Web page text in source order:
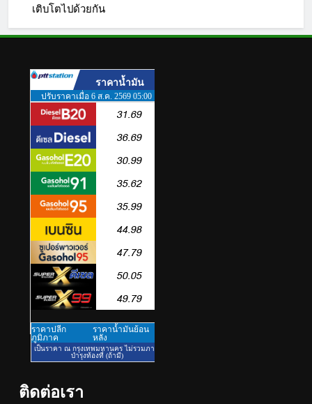
เติบโตไปด้วยกัน
ติดต่อเรา
สืบสานพระราชปณิธาน สร้าง
เหิงลี่ แมนูแฟคเจอริ่ง เทคโนโลยี
(ไทยแลนด์) เปิดโรงงานแห่งใหม่
ในชลบุรี เดินหน้าขยายฐานการ
ผลิตสู่เอเชียตะวันออกเฉียงใต้
เสริมแกร่งยุทธศาสตร์ระดับโลก
PR
3
TECNO ประกาศทรานส์ฟอร์มจาก
ใหม่กลางสถานี MRT วาง POVA 8
Series จุดเริ่มต้นครั้งสำคัญ
434 วันแห่งการรอคอย มูลนิธิ
ศึกษาธิการ ส่งต่อโอกาสทางการ
ศึกษาให้เด็กพิเศษกว่า 100 คน ใช้
เวลา 434 วัน เปลี่ยนพื้นที่ว่างเปล่า
ให้กลายเป็นโรงเรียนแห่งความหวัง
5
Barter Connect ฉลอง 29 ปี เปิด
Brand New Concept “Together